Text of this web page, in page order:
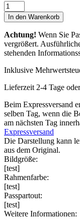
Make
Money
Not
Friends
I
Menge
In den Warenkorb
Achtung! Wenn Sie
vergrößert.
stehenden
Inklusive
Lieferzeit 2-4 Tage oder
Beim Expressversand
selben Tag, wenn die
am nächsten Tag
Expressversand
Die Darstellung kann
aus dem Original.
Bildgröße:
[test]
Rahmenfarbe:
[test]
Passpartout:
[test]
Weitere Informationen: